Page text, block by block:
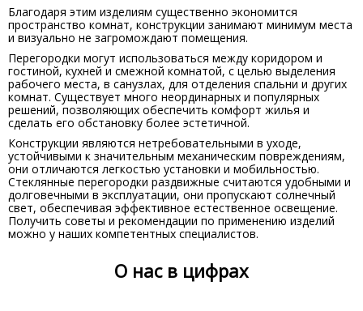
Благодаря этим изделиям существенно экономится
пространство комнат, конструкции занимают минимум места
и визуально не загромождают помещения.
Перегородки могут использоваться между коридором и
гостиной, кухней и смежной комнатой, с целью выделения
рабочего места, в санузлах, для отделения спальни и других
комнат. Существует много неординарных и популярных
решений, позволяющих обеспечить комфорт жилья и
сделать его обстановку более эстетичной.
Конструкции являются нетребовательными в уходе,
устойчивыми к значительным механическим повреждениям,
они отличаются легкостью установки и мобильностью.
Стеклянные перегородки раздвижные считаются удобными и
долговечными в эксплуатации, они пропускают солнечный
свет, обеспечивая эффективное естественное освещение.
Получить советы и рекомендации по применению изделий
можно у наших компетентных специалистов.
О нас в цифрах